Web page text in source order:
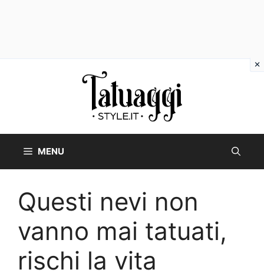
MENU
Questi nevi non
vanno mai tatuati,
rischi la vita